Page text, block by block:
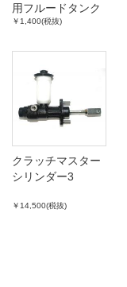
用フルードタンク
￥1,400(税抜)
クラッチマスター
シリンダー3
￥14,500(税抜)